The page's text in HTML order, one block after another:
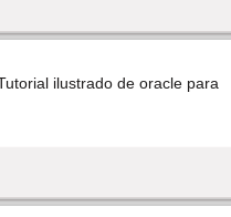
ilustrado de oracle para